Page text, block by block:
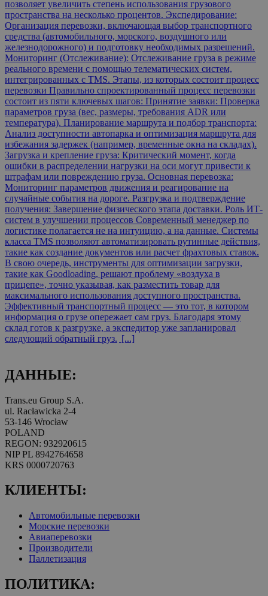
позволяет увеличить степень использования грузового
пространства на несколько процентов. Экспедирование:
Организация перевозки, включающая выбор транспортного
средства (автомобильного, морского, воздушного или
железнодорожного) и подготовку необходимых разрешений.
Мониторинг (Отслеживание): Отслеживание груза в режиме
реального времени с помощью телематических систем,
интегрированных с TMS. Этапы, из которых состоит процесс
перевозки Правильно спроектированный процесс перевозки
состоит из пяти ключевых шагов: Принятие заявки: Проверка
параметров груза (вес, размеры, требования ADR или
температура). Планирование маршрута и подбор транспорта:
Анализ доступности автопарка и оптимизация маршрута для
избежания задержек (например, временные окна на складах).
Загрузка и крепление груза: Критический момент, когда
ошибки в распределении нагрузки на оси могут привести к
штрафам или повреждению груза. Основная перевозка:
Мониторинг параметров движения и реагирование на
случайные события на дороге. Разгрузка и подтверждение
получения: Завершение физического этапа доставки. Роль ИТ-
систем в улучшении процессов Современный менеджер по
логистике полагается не на интуицию, а на данные. Системы
класса TMS позволяют автоматизировать рутинные действия,
такие как создание документов или расчет фрахтовых ставок.
В свою очередь, инструменты для оптимизации загрузки,
такие как Goodloading, решают проблему «воздуха в
прицепе», точно указывая, как разместить товар для
максимального использования доступного пространства.
Эффективный транспортный процесс — это тот, в котором
информация о грузе опережает сам груз. Благодаря этому
склад готов к разгрузке, а экспедитор уже запланировал
следующий обратный груз. [...]
ДАННЫЕ:
Trans.eu Group S.A.
ul. Racławicka 2-4
53-146 Wrocław
POLAND
REGON: 932920615
NIP PL 8942764658
KRS 0000720763
КЛИЕНТЫ:
Автомобильные перевозки
Морские перевозки
Авиаперевозки
Производители
Паллетизация
ПОЛИТИКА: